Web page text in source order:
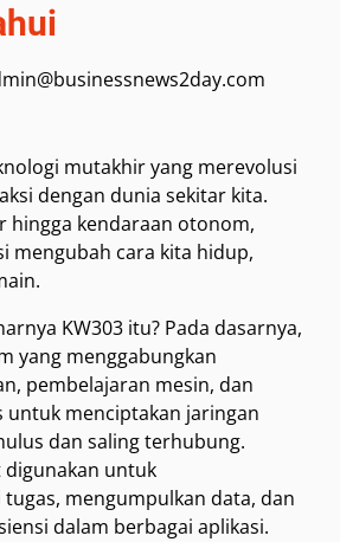
mutakhir yang merevolusi
dengan dunia sekitar kita.
hingga kendaraan otonom,
mengubah cara kita hidup,
KW303 itu? Pada dasarnya,
yang menggabungkan
pembelajaran mesin, dan
untuk menciptakan jaringan
dan saling terhubung.
digunakan untuk
mengumpulkan data, dan
dalam berbagai aplikasi.